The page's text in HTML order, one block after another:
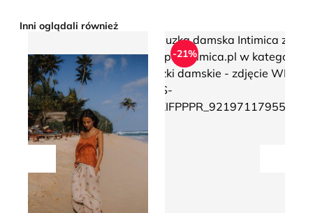
Inni oglądali również
Przesuń w lewo
Bluzka damska Intimica
-21%